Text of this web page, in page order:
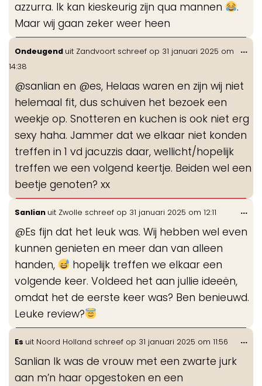
azzurra. Ik kan kieskeurig zijn qua mannen
.
Maar wij gaan zeker weer heen
Ondeugend uit Zandvoort schreef op 31 januari 2025 om
14:38
@sanlian en @es, Helaas waren en zijn wij niet
helemaal fit, dus schuiven het bezoek een
weekje op. Snotteren en kuchen is ook niet erg
sexy haha. Jammer dat we elkaar niet konden
treffen in 1 vd jacuzzis daar, wellicht/hopelijk
treffen we een volgend keertje. Beiden wel een
beetje genoten? xx
...
Sanlian uit Zwolle schreef op 31 januari 2025 om 12:11
@Es fijn dat het leuk was. Wij hebben wel even
kunnen genieten en meer dan van alleen
handen,
hopelijk treffen we elkaar een
volgende keer. Voldeed het aan jullie ideeën,
omdat het de eerste keer was? Ben benieuwd.
Leuke review?
...
Es uit Noord Holland schreef op 31 januari 2025 om 11:56
Sanlian Ik was de vrouw met een zwarte jurk
aan m’n haar opgestoken en een
...